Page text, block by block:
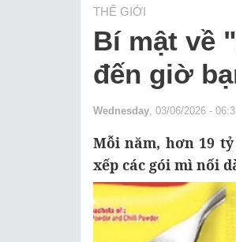
THẾ GIỚI
Bí mật về
đến giờ
Wednesday , 03/06/2026 -
Mỗi năm, hơn 19
xếp các gói mì nối